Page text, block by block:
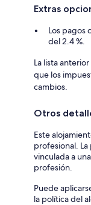
Extras
Los pagos
del 2.4 %.
La lista
que los
cambios.
Otros
Este
profesional.
vinculada a
profesión.
Puede
la política del